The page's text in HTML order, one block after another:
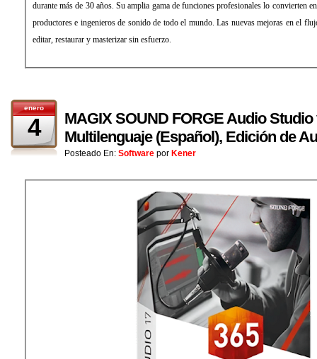
durante más de 30 años. Su amplia gama de funciones profesionales lo convierten
productores e ingenieros de sonido de todo el mundo. Las nuevas mejoras en el
editar, restaurar y masterizar sin esfuerzo.
enero
4
MAGIX SOUND FORGE Audio Studio
Multilenguaje (Español), Edición de
Posteado En: Software por Kener